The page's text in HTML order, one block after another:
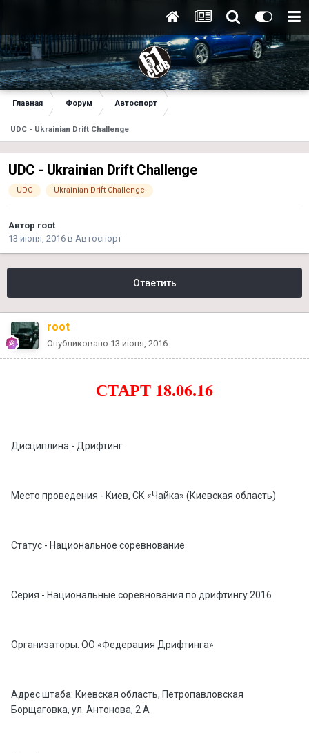
Главная Форум Автоспорт
UDC - Ukrainian Drift Challenge
UDC - Ukrainian Drift Challenge
UDC Ukrainian Drift Challenge
Автор root
13 июня, 2016 в Автоспорт
Ответить
root
Опубликовано 13 июня, 2016
СТАРТ 18.06.16
Дисциплина - Дрифтинг
Место проведения - Киев, СК «Чайка» (Киевская область)
Статус - Национальное соревнование
Серия - Национальные соревнования по дрифтингу 2016
Организаторы: ОО «Федерация Дрифтинга»
Адрес штаба: Киевская область, Петропавловская
Борщаговка, ул. Антонова, 2 А